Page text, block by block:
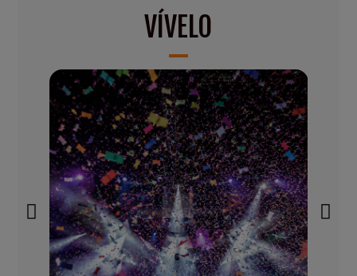
VÍVELO